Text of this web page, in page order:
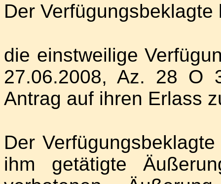
Der Verfügungsbeklagte
die einstweilige
27.06.2008, Az. 28 O
Antrag auf ihren Erlass
Der
ihm getätigte